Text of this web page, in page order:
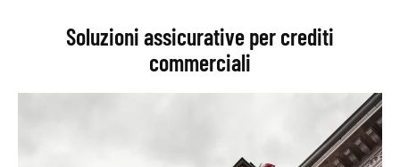
Soluzioni assicurative per crediti
commerciali